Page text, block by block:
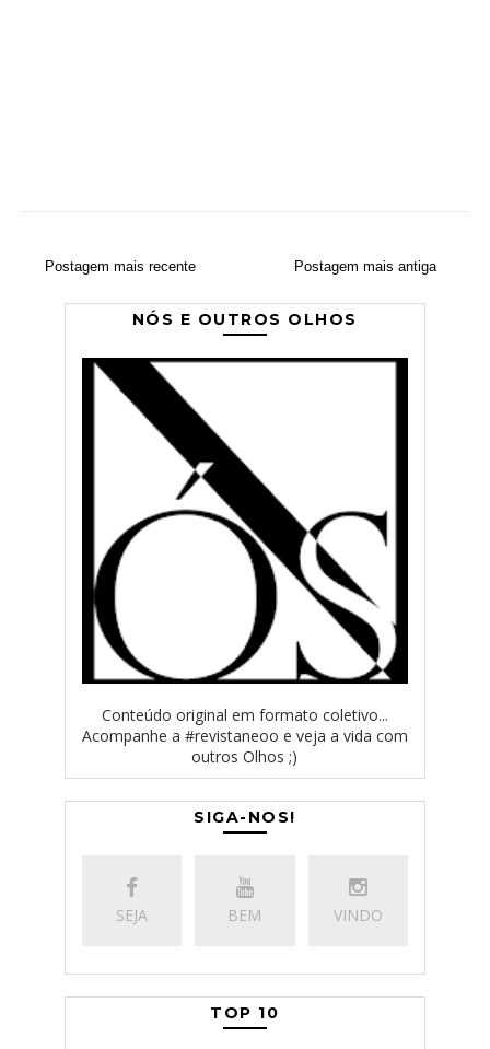
Postagem mais recente Postagem mais antiga
NÓS E OUTROS OLHOS
Conteúdo original em formato coletivo...
Acompanhe a #revistaneoo e veja a vida com
outros Olhos ;)
SIGA-NOS!
SEJA BEM VINDO
TOP 10